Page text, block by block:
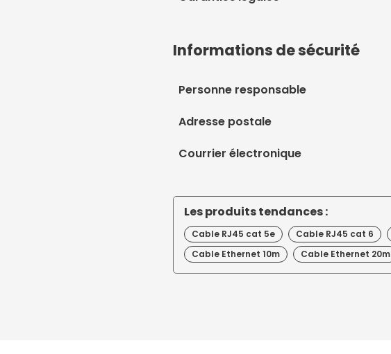
Informations de sécurité
Personne responsable
Adresse postale
Courrier électronique
Les produits tendances :
Cable RJ45 cat 5e Cable RJ45 cat 6
Cable Ethernet 10m
Cable Ethernet 20m